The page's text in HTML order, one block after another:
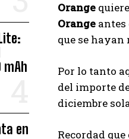
en
Orange
Orange antes
que se hayan
Por lo tanto
del importe
diciembre
Recordad